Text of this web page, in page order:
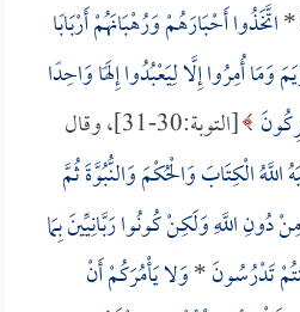
*اتَّخَذُوا أَحْبَارَهُمْ وَرُهْبَانَهُمْ أَرْبَابًا
أُمِرُوا إِلَّا لِيَعْبُدُوا إِلَهًا وَاحِدًا
[التوبة:30-31]، وقال
اللَّهُ الْكِتَابَ وَالْحُكْمَ وَالنُّبُوَّةَ ثُمَّ
دُونِ اللَّهِ وَلَكِنْ كُونُوا رَبَّانِيِّينَ بِمَا
تَدْرُسُونَ*وَلا يَأْمُرَكُمْ أَنْ